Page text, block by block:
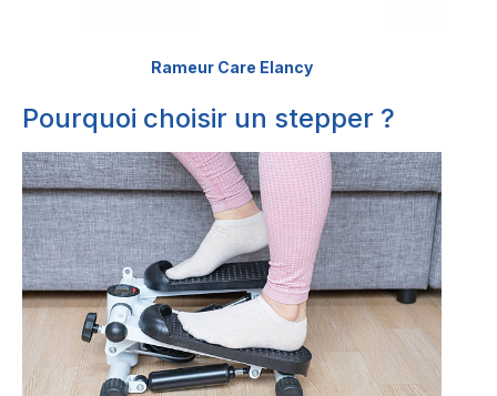
Rameur Care Elancy
Pourquoi choisir un stepper ?